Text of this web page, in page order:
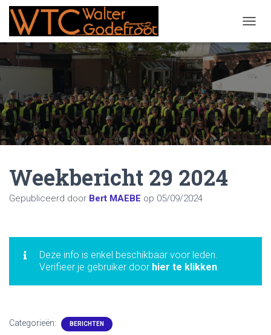
Weekbericht 29 2024
Gepubliceerd door Bert MAEBE op 05/09/2024
Deze info is enkel beschikbaar voor leden.
Verifieer je gebruiker door hier te klikken.
Categorieën: BERICHTEN